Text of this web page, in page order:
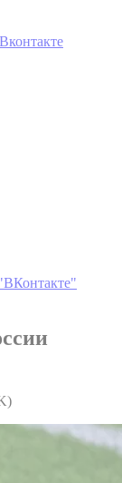
Вконтакте